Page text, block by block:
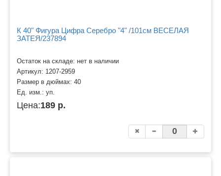
К 40" Фигура Цифра Серебро "4" /101см ВЕСЕЛАЯ
ЗАТЕЯ/237894
Остаток на складе: нет в наличии
Артикул: 1207-2959
Размер в дюймах: 40
Ед. изм.: уп.
Цена:189 р.